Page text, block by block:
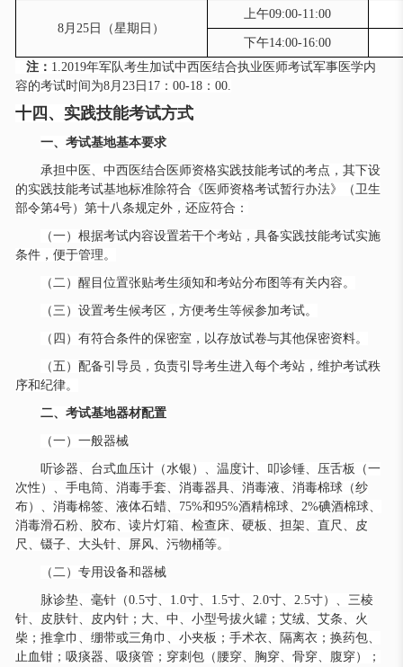
8月25日（星期日）
上午09:00-11:00
下午14:00-16:00
注： 1.2019年军队考生加试中西医结合执业医师考试军事医学内
容的考试时间为8月23日17：00-18：00.
十四、实践技能考试方式
一、考试基地基本要求
承担中医、中西医结合医师资格实践技能考试的考点，其下设
的实践技能考试基地标准除符合《医师资格考试暂行办法》（卫生
部令第4号）第十八条规定外，还应符合：
（一）根据考试内容设置若干个考站，具备实践技能考试实施
条件，便于管理。
（二）醒目位置张贴考生须知和考站分布图等有关内容。
（三）设置考生候考区，方便考生等候参加考试。
（四）有符合条件的保密室，以存放试卷与其他保密资料。
（五）配备引导员，负责引导考生进入每个考站，维护考试秩
序和纪律。
二、考试基地器材配置
（一）一般器械
听诊器、台式血压计（水银）、温度计、叩诊锤、压舌板（一
次性）、手电筒、消毒手套、消毒器具、消毒液、消毒棉球（纱
布）、消毒棉签、液体石蜡、 75%和95%酒精棉球、2%碘酒棉球、
消毒滑石粉、胶布、读片灯箱、检查床、硬板、担架、直尺、皮
尺、镊子、大头针、屏风、污物桶等。
（二）专用设备和器械
脉诊垫、毫针（0.5寸、1.0寸、1.5寸、2.0寸、2.5寸）、三棱
针、皮肤针、皮内针；大、中、小型号拔火罐；艾绒、艾条、火
柴；推拿巾、绷带或三角巾、小夹板；手术衣、隔离衣；换药包、
止血钳；吸痰器、吸痰管；穿刺包（腰穿、胸穿、骨穿、腹穿）；